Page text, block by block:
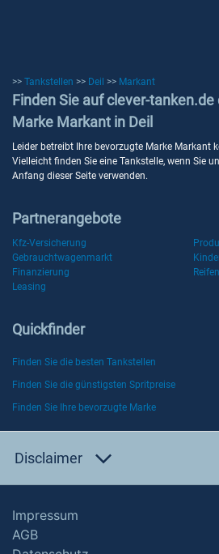
>> Tankstellen >> Deil >> Markant
Finden Sie auf clever-
Marke Markant in Deil
Leider betreibt Ihre bevorzugte Marke Markant
Vielleicht finden Sie eine Tankstelle, wenn Sie
Anfang dieser Seite verwenden.
Partnerangebote
Kfz-Versicherung
Gebrauchtwagenmarkt
Finanzierung
Reifen
Leasing
Quickfinder
Finden Sie die besten Tankstellen
Finden Sie die günstigsten Spritpreise
Finden Sie Ihre bevorzugte Marke
Disclaimer
Impressum
AGB